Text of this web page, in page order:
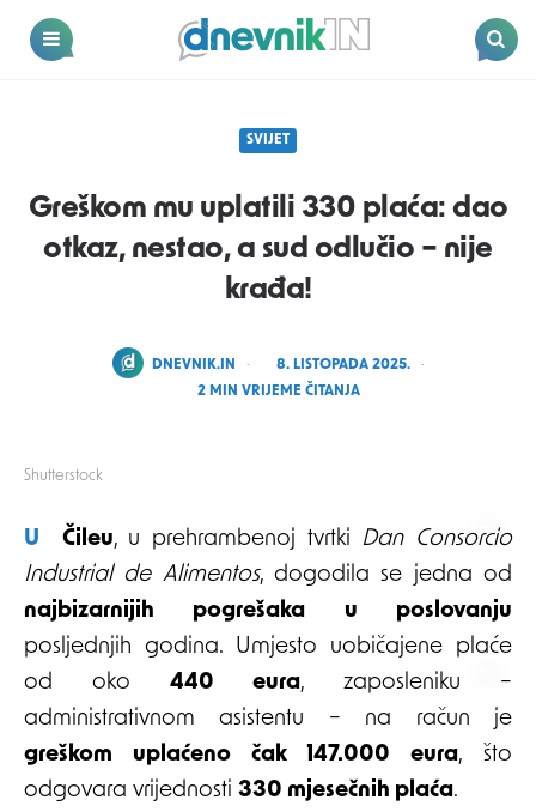
Dnevnik.in
Shutterstock
SVIJET
Greškom mu uplatili 330 plaća: dao
otkaz, nestao, a sud odlučio – nije
krađa!
POSTED
DNEVNIK.IN
8. LISTOPADA 2025.
2 MIN VRIJEME ČITANJA
U Čileu, u prehrambenoj tvrtki Dan Consorcio
Industrial de Alimentos, dogodila se jedna od
najbizarnijih pogrešaka u poslovanju
posljednjih godina. Umjesto uobičajene plaće
od oko 440 eura, zaposleniku –
administrativnom asistentu – na račun je
greškom uplaćeno čak 147.000 eura, što
odgovara vrijednosti 330 mjesečnih plaća.